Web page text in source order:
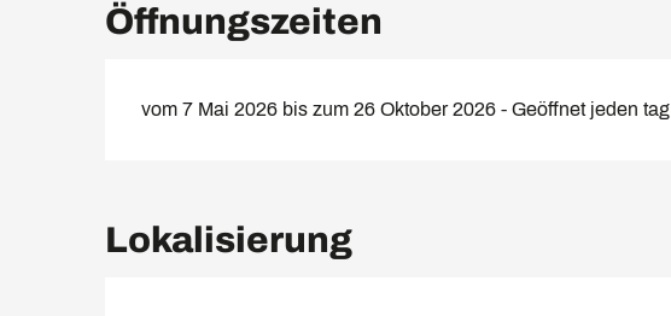
Öffnungszeiten
vom 7 Mai 2026 bis zum 26 Oktober 2026 - Geöffnet jeden tag
Lokalisierung